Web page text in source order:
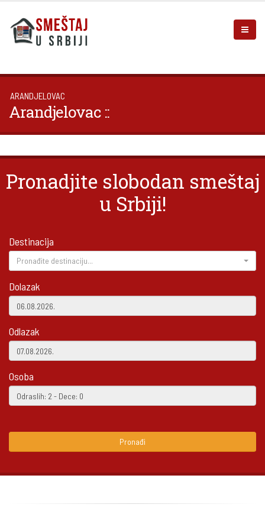
ARANDJELOVAC
Arandjelovac ::
Pronadjite slobodan smeštaj
u Srbiji!
Destinacija
Pronađite destinaciju...
Dolazak
Odlazak
Osoba
Pronađi